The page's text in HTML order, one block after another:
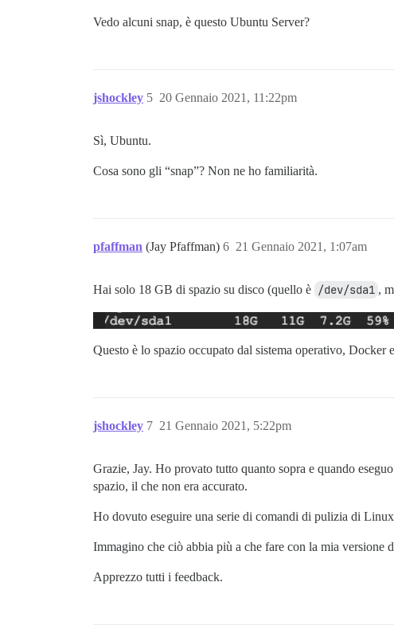
Vedo alcuni snap, è questo Ubuntu Server?
jshockley 20 Gennaio 2021, 11:22pm
5
Sì, Ubuntu.
Cosa sono gli “snap”? Non ne ho familiarità.
pfaffman (Jay Pfaffman) 21 Gennaio 2021, 1:07am
6
Hai solo 18 GB di spazio su disco (quello è /dev/sda1 ,
Questo è lo spazio occupato dal sistema operativo, Docker
jshockley 21 Gennaio 2021, 5:22pm
7
Grazie, Jay. Ho provato tutto quanto sopra e quando
spazio, il che non era accurato.
Ho dovuto eseguire una serie di comandi di pulizia di
Immagino che ciò abbia più a che fare con la mia versione
Apprezzo tutti i feedback.